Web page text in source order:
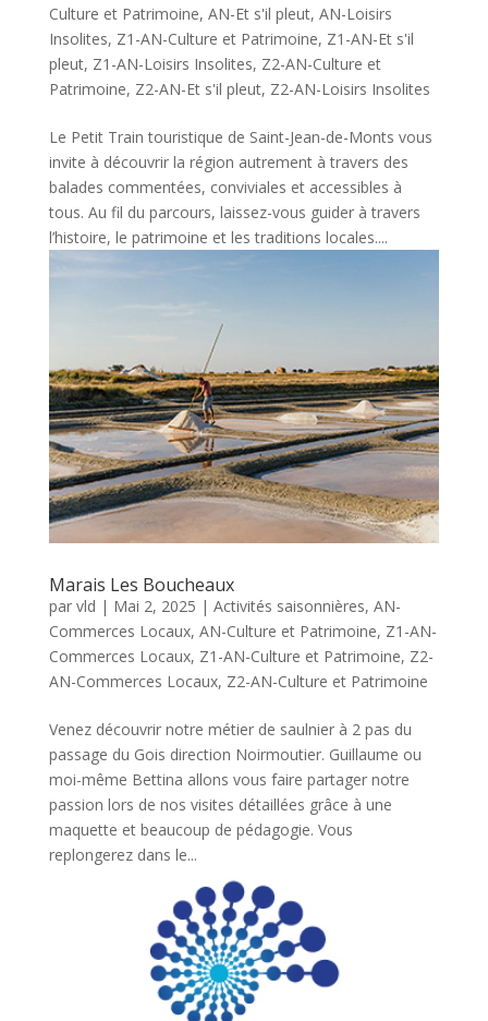
Culture et Patrimoine, AN-Et s'il pleut, AN-Loisirs
Insolites, Z1-AN-Culture et Patrimoine, Z1-AN-Et s'il
pleut, Z1-AN-Loisirs Insolites, Z2-AN-Culture et
Patrimoine, Z2-AN-Et s'il pleut, Z2-AN-Loisirs Insolites
Le Petit Train touristique de Saint-Jean-de-Monts vous
invite à découvrir la région autrement à travers des
balades commentées, conviviales et accessibles à
tous. Au fil du parcours, laissez-vous guider à travers
l’histoire, le patrimoine et les traditions locales....
Marais Les Boucheaux
par vld | Mai 2, 2025 | Activités saisonnières, AN-
Commerces Locaux, AN-Culture et Patrimoine, Z1-AN-
Commerces Locaux, Z1-AN-Culture et Patrimoine, Z2-
AN-Commerces Locaux, Z2-AN-Culture et Patrimoine
Venez découvrir notre métier de saulnier à 2 pas du
passage du Gois direction Noirmoutier. Guillaume ou
moi-même Bettina allons vous faire partager notre
passion lors de nos visites détaillées grâce à une
maquette et beaucoup de pédagogie. Vous
replongerez dans le...